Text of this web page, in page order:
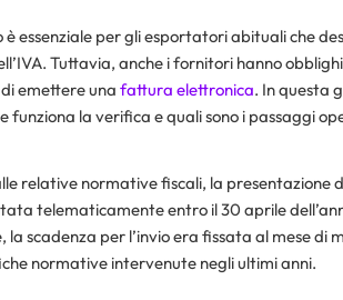
essenziale per gli esportatori abituali che
Tuttavia, anche i fornitori hanno
emettere una fattura elettronica. In questa
funziona la verifica e quali sono i passaggi
relative normative fiscali, la presentazione
telematicamente entro il 30 aprile
scadenza per l’invio era fissata al mese di
normative intervenute negli ultimi anni.